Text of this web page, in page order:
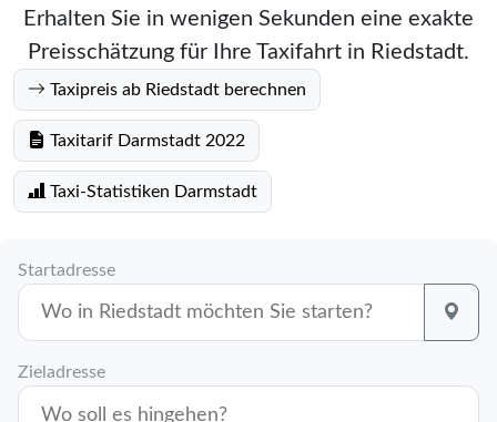
Erhalten Sie in wenigen Sekunden eine exakte
Preisschätzung für Ihre Taxifahrt in Riedstadt.
Taxipreis ab Riedstadt berechnen
Taxitarif Darmstadt 2022
Taxi-Statistiken Darmstadt
Startadresse
Zieladresse